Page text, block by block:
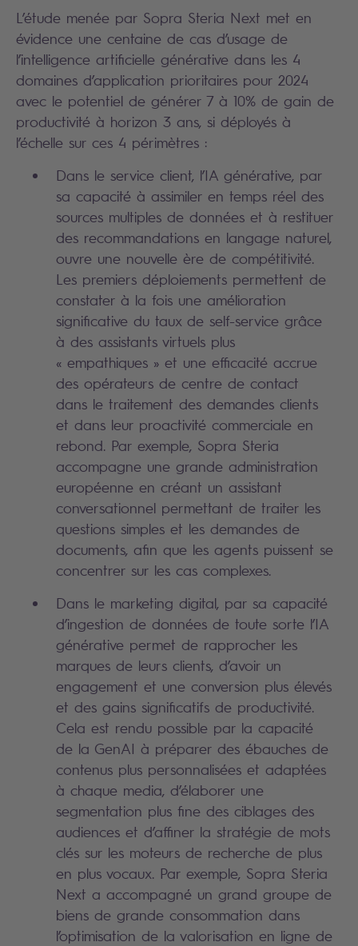
L’étude menée par Sopra Steria Next met en
évidence une centaine de cas d’usage de
l’intelligence artificielle générative dans les 4
domaines d’application prioritaires pour 2024
avec le potentiel de générer 7 à 10% de gain de
productivité à horizon 3 ans, si déployés à
l’échelle sur ces 4 périmètres :
Dans le service client, l’IA générative, par
sa capacité à assimiler en temps réel des
sources multiples de données et à restituer
des recommandations en langage naturel,
ouvre une nouvelle ère de compétitivité.
Les premiers déploiements permettent de
constater à la fois une amélioration
significative du taux de self-service grâce
à des assistants virtuels plus
« empathiques » et une efficacité accrue
des opérateurs de centre de contact
dans le traitement des demandes clients
et dans leur proactivité commerciale en
rebond. Par exemple, Sopra Steria
accompagne une grande administration
européenne en créant un assistant
conversationnel permettant de traiter les
questions simples et les demandes de
documents, afin que les agents puissent se
concentrer sur les cas complexes.
Dans le marketing digital, par sa capacité
d’ingestion de données de toute sorte l’IA
générative permet de rapprocher les
marques de leurs clients, d’avoir un
engagement et une conversion plus élevés
et des gains significatifs de productivité.
Cela est rendu possible par la capacité
de la GenAI à préparer des ébauches de
contenus plus personnalisées et adaptées
à chaque media, d’élaborer une
segmentation plus fine des ciblages des
audiences et d’affiner la stratégie de mots
clés sur les moteurs de recherche de plus
en plus vocaux. Par exemple, Sopra Steria
Next a accompagné un grand groupe de
biens de grande consommation dans
l’optimisation de la valorisation en ligne de